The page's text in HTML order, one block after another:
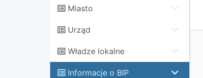
Miasto
Urząd
Władze lokalne
Informacje o BIP